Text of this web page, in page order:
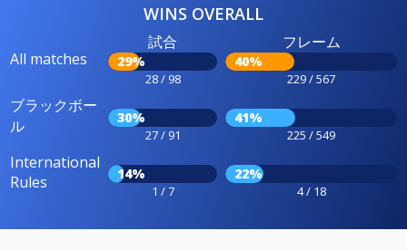
WINS OVERALL
All matches
試合
29%
28 / 98
フレーム
40%
229 / 567
ブラックボー
ル
30%
27 / 91
41%
225 / 549
International
Rules
14%
1 / 7
22%
4 / 18